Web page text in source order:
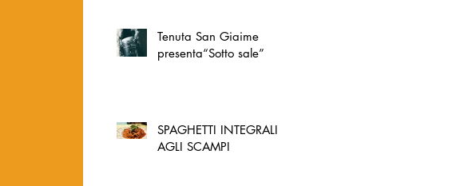
Tenuta San Giaime
presenta“Sotto sale”
SPAGHETTI INTEGRALI
AGLI SCAMPI